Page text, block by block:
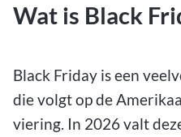
Wat is Black
Black Friday is een
die volgt op de
viering. In 2026 valt